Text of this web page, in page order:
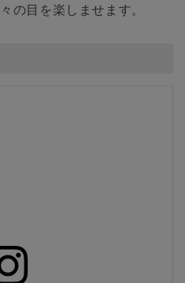
の目を楽しませます。